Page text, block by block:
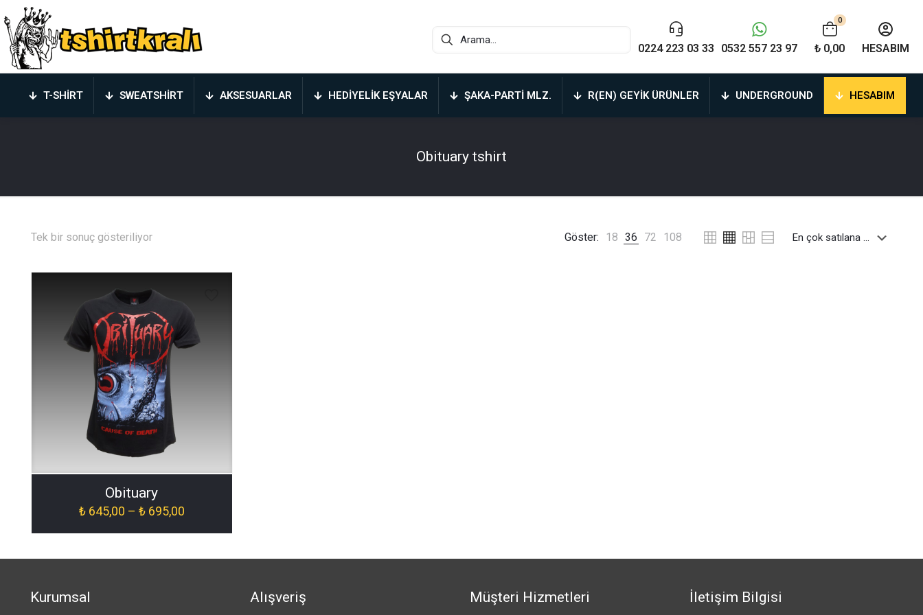
0224 223 03 33 0532 557 23 97
0
₺ 0,00 HESABIM
T-SHIRT SWEATSHIRT AKSESUARLAR HEDIYELIK EŞYALAR ŞAKA-PARTI MLZ. R(EN) GEYIK ÜRÜNLER UNDERGROUND HESABIM
Obituary tshirt
Tek bir sonuç gösteriliyor Göster: 18 36 72 108
Obituary
₺645,00 – ₺695,00Fiyat
Kurumsal Alışveriş Müşteri Hizmetleri İletişim Bilgisi